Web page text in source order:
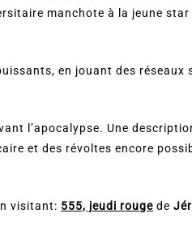
manchote à la jeune
en jouant des réseaux
l’apocalypse. Une
et des révoltes encore
visitant: 555, jeudi rouge de